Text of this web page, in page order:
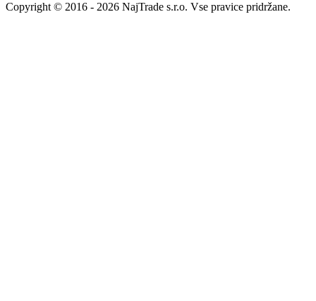
Copyright © 2016 - 2026 NajTrade s.r.o. Vse pravice pridržane.